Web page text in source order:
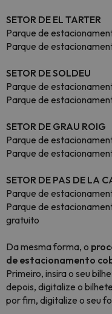
SETOR DE EL TARTER
Parque de
Parque de
SETOR DE SOLDEU
Parque de
Parque de
SETOR DE GRAU ROIG
Parque de
Parque de
SETOR DE PAS DE LA
Parque de
Parque de
gratuito
Da mesma forma, o
de estacionamento
Primeiro, insira o seu
depois, digitalize o
por fim, digitalize o seu